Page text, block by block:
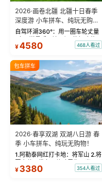
2026·画卷北疆 北疆十日春季
深度游 小车拼车、纯玩无购
物！
自驾环湖360°：用一圈车轮丈量
“大西洋最后一滴眼泪”的极致蔚
蓝。 赛湖旅拍：甄选多款风格服
绝美瞬间。 赛湖坦克300跟车视
频：专业摄影师...
¥4580 468人看过
包车拼车
2026·春享双湖 双湖八日游 春
季 小车拼车、纯玩无购物！
1.阿勒泰网红打卡地：将军山 2.将
军山落日缆车，体验雪都风光 3.
将军山，夕阳派对，蹦迪party 4.
¥ 3380 354人看过